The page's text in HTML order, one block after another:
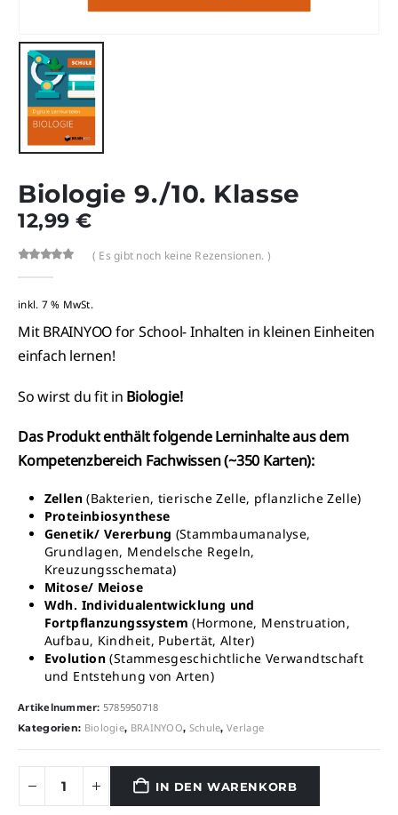
Biologie 9./10. Klasse
12,99€
( Es gibt noch keine Rezensionen. )
inkl. 7 % MwSt.
Mit BRAINYOO for School- Inhalten in kleinen Einheiten
einfach lernen!
So wirst du fit in Biologie!
Das Produkt enthält folgende Lerninhalte aus dem
Kompetenzbereich Fachwissen (~350 Karten):
Zellen(Bakterien, tierische Zelle, pflanzliche Zelle)
Proteinbiosynthese
Genetik/ Vererbung (Stammbaumanalyse,
Grundlagen, Mendelsche Regeln,
Kreuzungsschemata)
Mitose/ Meiose
Wdh. Individualentwicklung und
Fortpflanzungssystem(Hormone, Menstruation,
Aufbau, Kindheit, Pubertät, Alter)
Evolution(Stammesgeschichtliche Verwandtschaft
und Entstehung von Arten)
Artikelnummer: 5785950718
Kategorien: Biologie, BRAINYOO, Schule,Verlage
IN DEN WARENKORB
Alternative: